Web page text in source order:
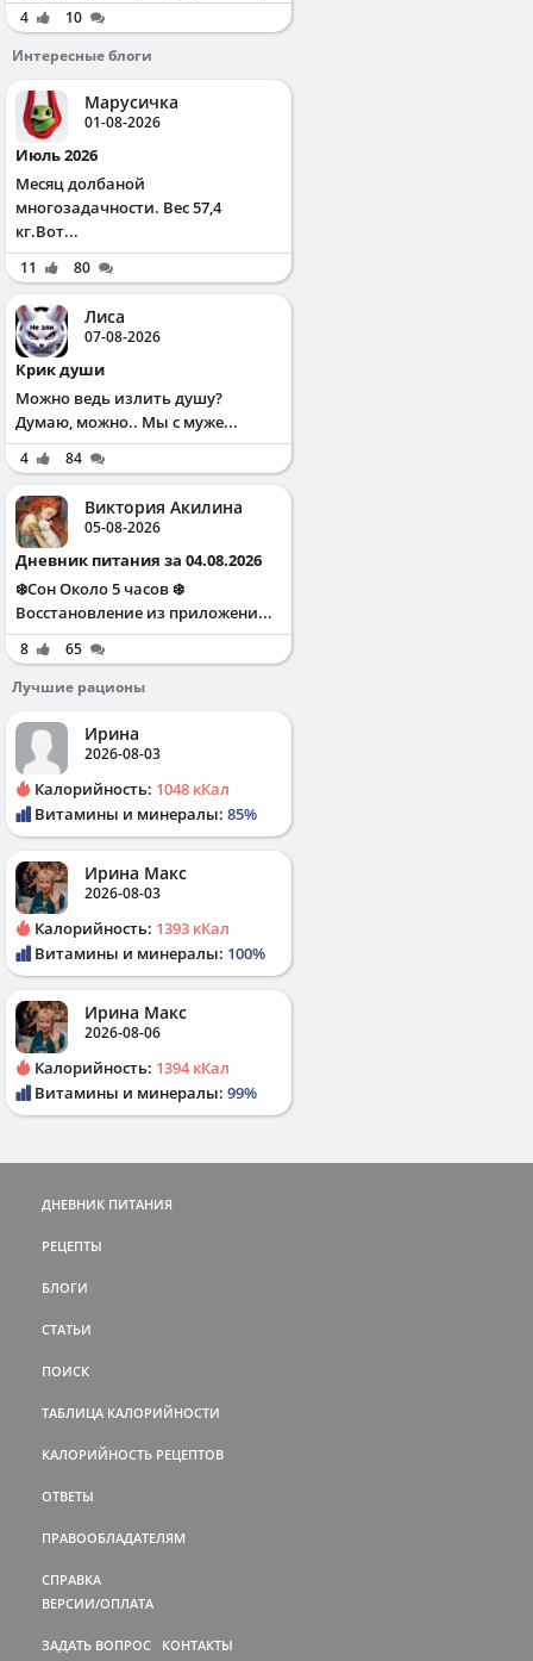
4
10
Интересные блоги
Марусичка
01-08-2026
Июль 2026
Месяц долбаной
многозадачности. Вес 57,4
кг.Вот...
11 80
Лиса
07-08-2026
Крик души
Можно ведь излить душу?
Думаю, можно.. Мы с муже...
4 84
Виктория Акилина
05-08-2026
Дневник питания за 04.08.2026
❄️Сон Около 5 часов ❄️
Восстановление из приложени...
8
65
Лучшие рационы
Ирина
2026-08-03
Калорийность: 1048 кКал
Витамины и минералы: 85%
Ирина Макс
2026-08-03
Калорийность: 1393 кКал
Витамины и минералы: 100%
Ирина Макс
2026-08-06
Калорийность: 1394 кКал
Витамины и минералы: 99%
ДНЕВНИК ПИТАНИЯ
РЕЦЕПТЫ
БЛОГИ
СТАТЬИ
ПОИСК
ТАБЛИЦА КАЛОРИЙНОСТИ
КАЛОРИЙНОСТЬ РЕЦЕПТОВ
ОТВЕТЫ
ПРАВООБЛАДАТЕЛЯМ
СПРАВКА
ВЕРСИИ/ОПЛАТА
ЗАДАТЬ ВОПРОС КОНТАКТЫ